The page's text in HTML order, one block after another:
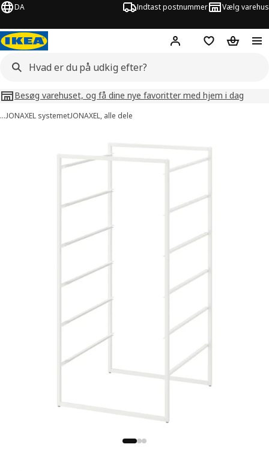
DA Indtast postnummer Vælg varehus
Hej! Log ind her
Huskeliste
Kurv
Besøg varehuset, og få dine nye favoritter med hjem i dag
…JONAXEL systemetJONAXEL, alle dele